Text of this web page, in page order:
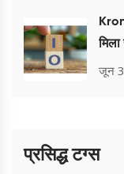
जून
प्रसिद्ध टग्स